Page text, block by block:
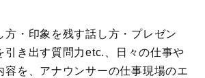
方・印象を残す話し方・プレゼン
引き出す質問力etc.、日々の仕事や
容を、アナウンサーの仕事現場のエ